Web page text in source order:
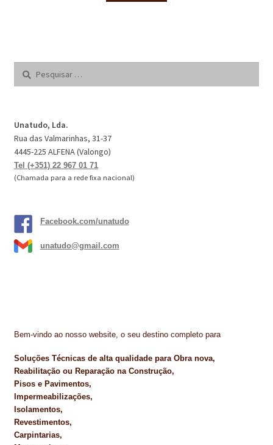
Pesquisar
Unatudo, Lda.
Rua das Valmarinhas, 31-37
4445-225 ALFENA (Valongo)
Tel (+351) 22 967 01 71
(Chamada para a rede fixa nacional)
Facebook.com/unatudo
unatudo@gmail.com
Bem-vindo ao nosso website, o seu destino completo para
Soluções Técnicas de alta qualidade para Obra nova,
Reabilitação ou Reparação na Construção,
Pisos e Pavimentos,
Impermeabilizações,
Isolamentos,
Revestimentos,
Carpintarias,